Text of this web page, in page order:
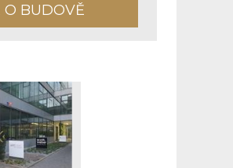
O BUDOVĚ